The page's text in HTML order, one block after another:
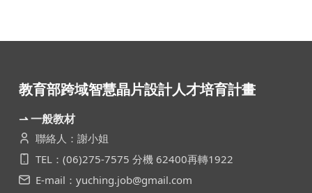
教育部跨域智慧晶片設計人才培育計畫
⇀ 一般教材
聯絡人：謝小姐
TEL：(06)275-7575 分機 62400再轉1922
E-mail：yuching.job@gmail.com